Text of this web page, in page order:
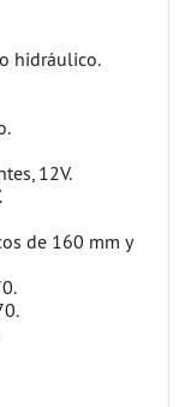
hidráulico.
12V.
de 160 mm y